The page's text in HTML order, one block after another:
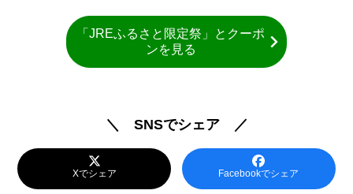
「JREふるさと限定祭」とクーポ
ンを見る
＼ SNSでシェア ／
Xでシェア Facebookでシェア